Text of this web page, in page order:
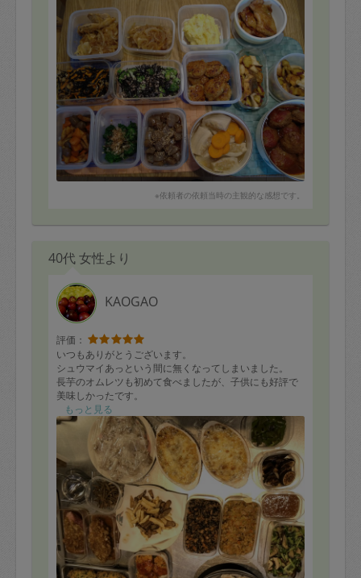
※依頼者の依頼当時の主観的な感想です。
40代 女性より
KAOGAO
評価：
いつもありがとうございます。
シュウマイあっという間に無くなってしまいました。
長芋のオムレツも初めて食べましたが、子供にも好評で
美味しかったです。
他にもローストポークや魚のフライ、混ぜご飯の素な
ど、手間のかかるものを多くお願いしてしまいまいまし
たが、さらに余った具材を合わせて1品作ってくださった
り、手際の良さに感心しきりです。
またよろしくお願いいたします。
もっと見る